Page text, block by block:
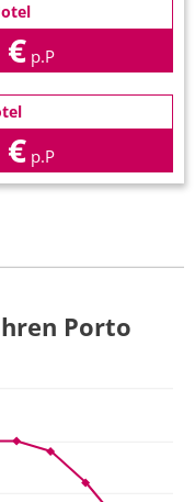
p.P
p.P
Porto